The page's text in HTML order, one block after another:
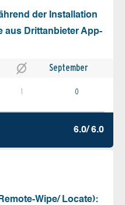
der Installation
aus Drittanbieter App-
September
1 0
6.0/ 6.0
Wipe/ Locate):